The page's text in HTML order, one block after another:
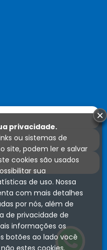
privacidade.
ou sistemas de
site, podem ler e salvar
cookies são usados
sua
de uso. Nossa
com mais detalhes
por nós, além de
de privacidade de
informações os
botões ao lado você
estes cookies.
×